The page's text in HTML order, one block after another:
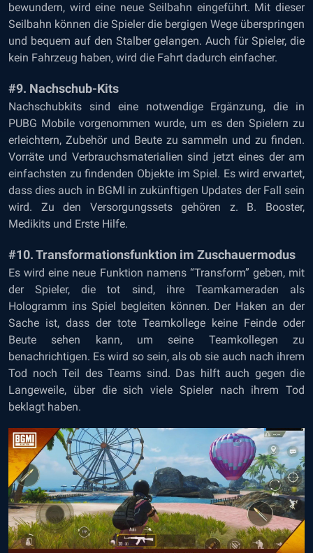
bewundern, wird eine neue Seilbahn eingeführt. Mit dieser
Seilbahn können die Spieler die bergigen Wege überspringen
und bequem auf den Stalber gelangen. Auch für Spieler, die
kein Fahrzeug haben, wird die Fahrt dadurch einfacher.
#9. Nachschub-Kits
Nachschubkits sind eine notwendige Ergänzung, die in
PUBG Mobile vorgenommen wurde, um es den Spielern zu
erleichtern, Zubehör und Beute zu sammeln und zu finden.
Vorräte und Verbrauchsmaterialien sind jetzt eines der am
einfachsten zu findenden Objekte im Spiel. Es wird erwartet,
dass dies auch in BGMI in zukünftigen Updates der Fall sein
wird. Zu den Versorgungssets gehören z. B. Booster,
Medikits und Erste Hilfe.
#10. Transformationsfunktion im Zuschauermodus
Es wird eine neue Funktion namens “Transform” geben, mit
der Spieler, die tot sind, ihre Teamkameraden als
Hologramm ins Spiel begleiten können. Der Haken an der
Sache ist, dass der tote Teamkollege keine Feinde oder
Beute sehen kann, um seine Teamkollegen zu
benachrichtigen. Es wird so sein, als ob sie auch nach ihrem
Tod noch Teil des Teams sind. Das hilft auch gegen die
Langeweile, über die sich viele Spieler nach ihrem Tod
beklagt haben.